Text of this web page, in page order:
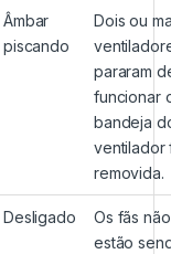
Âmbar
piscando
Dois ou
pararam
funcionar
bandeja
ventilador
removida.
Desligado
Os fãs não
estão